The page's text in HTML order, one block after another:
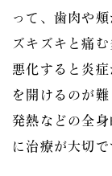
って、歯肉や頰
ズキズキと痛む
悪化すると炎
を開けるのが
発熱などの全
に治療が大切で